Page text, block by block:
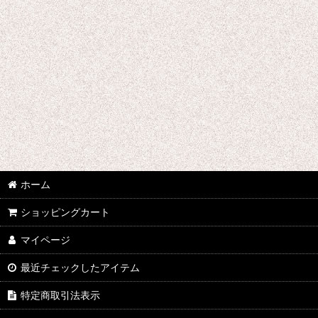
★☆★ galabox disx ★☆★
Adam Levy
青山陽一/Yoichi Aoyama
Undercurrent 4
石渡明廣/Akihiro Ishiwatari
イーヨ/eEyo
今井アレクサンドル/Alexandre Imai
うつみようこ/Yoko Utsumi
太田恵資 / Keisuke Ota
ホーム
ショッピングカート
マイページ
最近チェックしたアイテム
特定商取引法表示